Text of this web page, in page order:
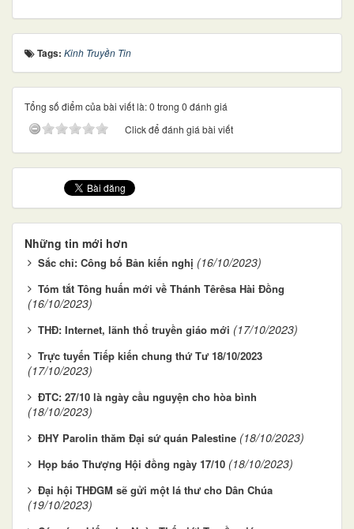
Tags: Kinh Truyền Tin
Tổng số điểm của bài viết là: 0 trong 0 đánh giá
Click để đánh giá bài viết
Những tin mới hơn
Sắc chỉ: Công bố Bản kiến nghị (16/10/2023)
Tóm tắt Tông huấn mới về Thánh Têrêsa Hài Đồng
(16/10/2023)
THĐ: Internet, lãnh thổ truyền giáo mới (17/10/2023)
Trực tuyến Tiếp kiến chung thứ Tư 18/10/2023
(17/10/2023)
ĐTC: 27/10 là ngày cầu nguyện cho hòa bình
(18/10/2023)
ĐHY Parolin thăm Đại sứ quán Palestine (18/10/2023)
Họp báo Thượng Hội đồng ngày 17/10 (18/10/2023)
Đại hội THĐGM sẽ gửi một lá thư cho Dân Chúa
(19/10/2023)